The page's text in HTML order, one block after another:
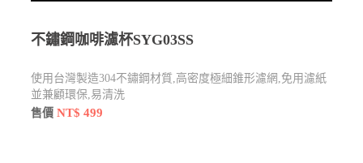
不鏽鋼咖啡濾杯SYG03SS
使用台灣製造304不鏽鋼材質,高密度極細錐形濾網,免用濾紙
並兼顧環保,易清洗
售價NT$ 499